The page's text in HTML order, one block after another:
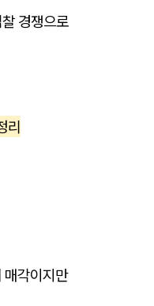
경쟁으로
리
매각이지만